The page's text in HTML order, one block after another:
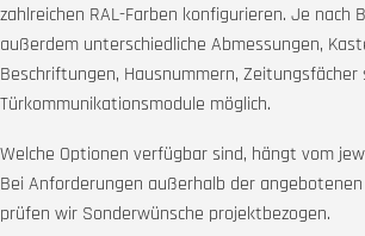
zahlreichen RAL-Farben konfigurieren. Je nach
außerdem unterschiedliche Abmessungen,
Beschriftungen, Hausnummern, Zeitungsfächer
Türkommunikationsmodule möglich.
Welche Optionen verfügbar sind, hängt vom
Bei Anforderungen außerhalb der
prüfen wir Sonderwünsche projektbezogen.